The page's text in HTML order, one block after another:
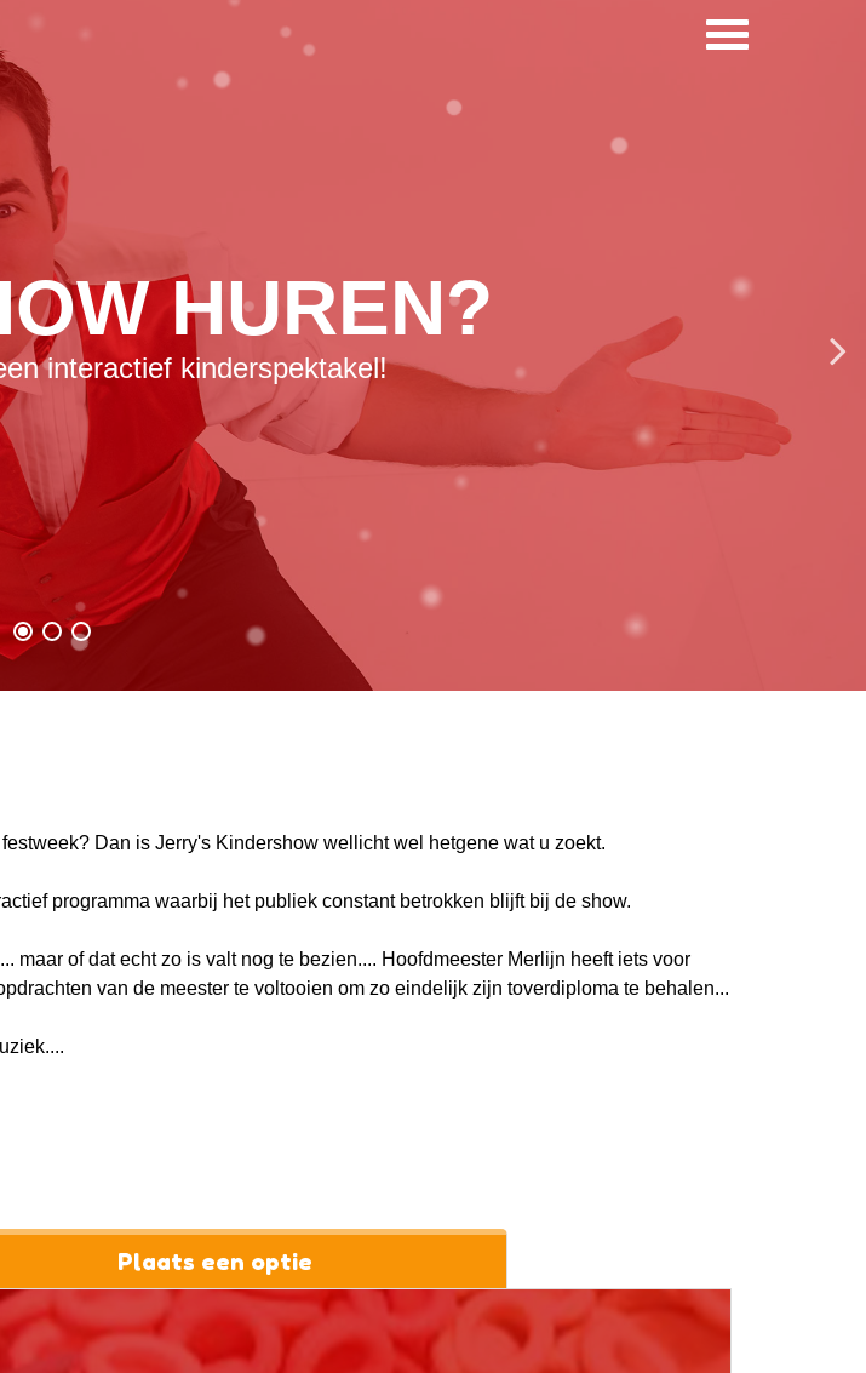
EN MAGIE
interacties en magische momenten.
Dan is Jerry's Kindershow wellicht wel hetgene wat u zoekt.
programma waarbij het publiek constant betrokken blijft bij de show.
of dat echt zo is valt nog te bezien.... Hoofdmeester Merlijn heeft iets voor
van de meester te voltooien om zo eindelijk zijn toverdiploma te behalen...
Plaats een optie